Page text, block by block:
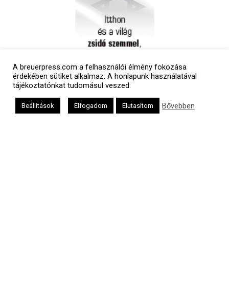
A breuerpress.com a felhasználói élmény fokozása
érdekében sütiket alkalmaz. A honlapunk használatával
tájékoztatónkat tudomásul veszed.
Beállítások Elfogadom Elutasítom Bővebben